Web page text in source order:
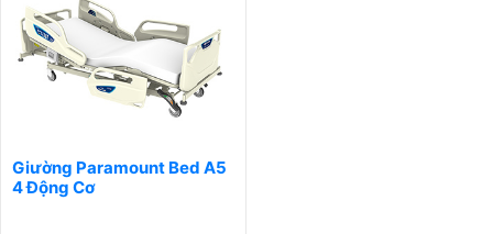
Giường Paramount Bed A5
4 Động Cơ